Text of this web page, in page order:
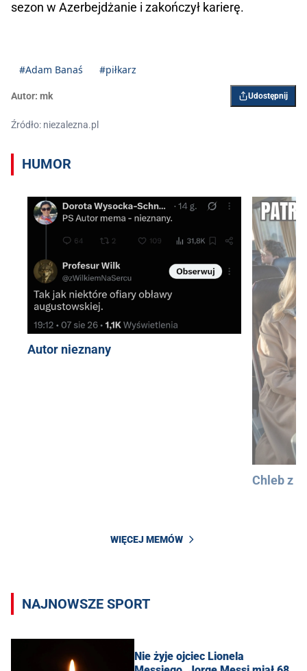
sezon w Azerbejdżanie i zakończył karierę.
#Adam Banaś #piłkarz
Autor: mk Udostępnij
Źródło: niezalezna.pl
HUMOR
Autor nieznany
Chleb z
WIĘCEJ MEMÓW
NAJNOWSZE SPORT
Nie żyje ojciec Lionela